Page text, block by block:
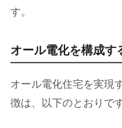
す。
オール電化を構成す
オール電化住宅を実現
徴は、以下のとおりです